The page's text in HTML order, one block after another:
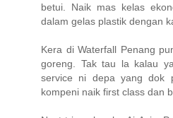
betui. Naik mas kelas
dalam gelas plastik dengan
Kera di Waterfall Penang
goreng. Tak tau la kalau
service ni depa yang dok
kompeni naik first class dan